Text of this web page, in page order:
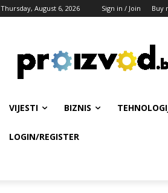
Thursday, August 6, 2026 Sign in / Join Buy
VIJESTI BIZNIS
LOGIN/REGISTER